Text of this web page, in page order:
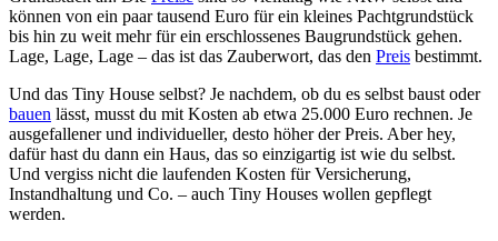
können von ein paar tausend Euro für ein kleines Pachtgrundstück
bis hin zu weit mehr für ein erschlossenes Baugrundstück gehen.
Lage, Lage, Lage – das ist das Zauberwort, das den Preis bestimmt.
Und das Tiny House selbst? Je nachdem, ob du es selbst baust oder
bauen lässt, musst du mit Kosten ab etwa 25.000 Euro rechnen. Je
ausgefallener und individueller, desto höher der Preis. Aber hey,
dafür hast du dann ein Haus, das so einzigartig ist wie du selbst.
Und vergiss nicht die laufenden Kosten für Versicherung,
Instandhaltung und Co. – auch Tiny Houses wollen gepflegt
werden.